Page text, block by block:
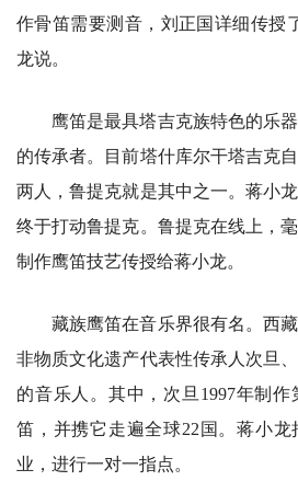
作骨笛需要测音，刘正国详细传授
龙说。
鹰笛是最具塔吉克族特色的乐
的传承者。目前塔什库尔干塔吉克
两人，鲁提克就是其中之一。蒋小
终于打动鲁提克。鲁提克在线上，
制作鹰笛技艺传授给蒋小龙。
藏族鹰笛在音乐界很有名。西
非物质文化遗产代表性传承人次旦
的音乐人。其中，次旦1997年制
笛，并携它走遍全球22国。蒋小
业，进行一对一指点。